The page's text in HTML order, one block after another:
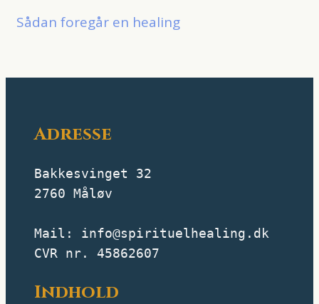
Sådan foregår en healing
Adresse
Bakkesvinget 32
2760 Måløv
Mail: info@spirituelhealing.dk
CVR nr. 45862607
Indhold